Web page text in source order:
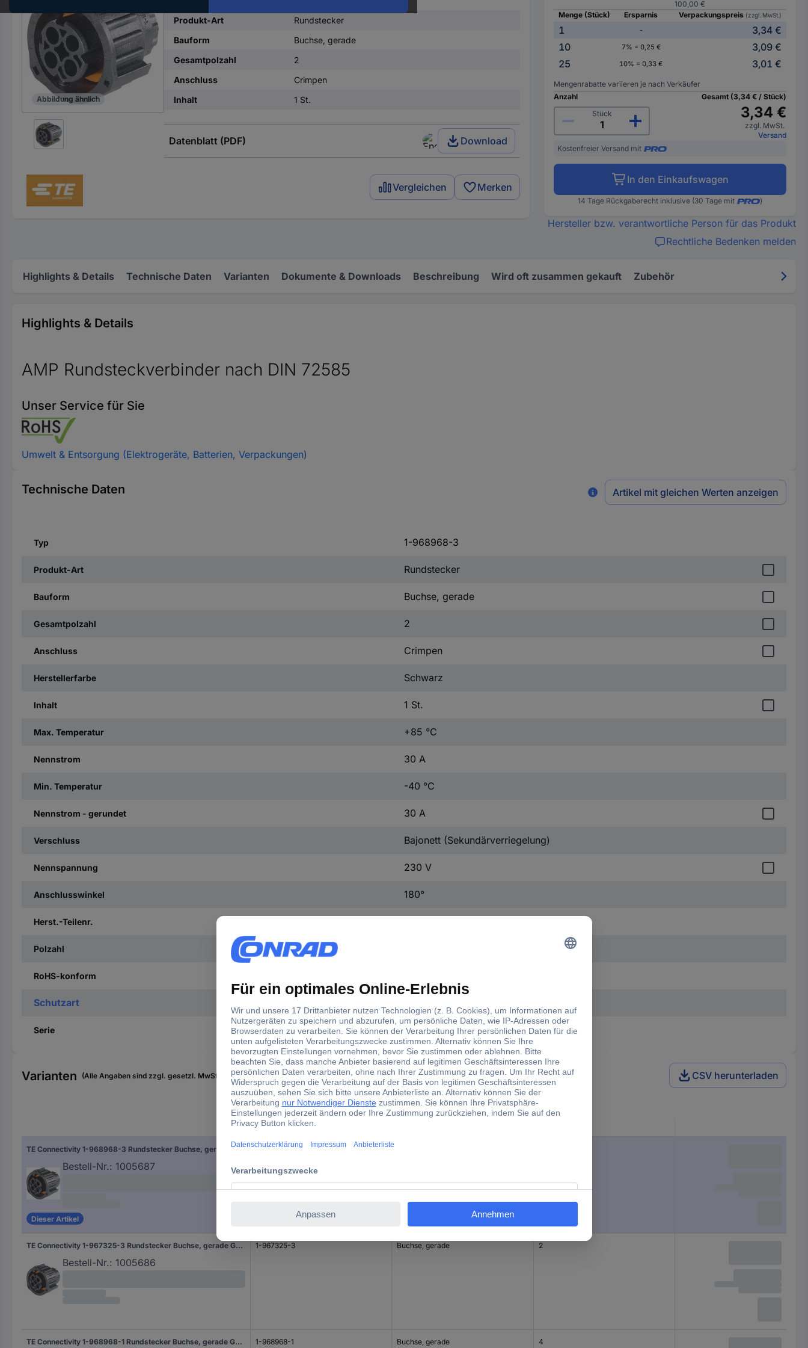
Teile-
Nr.
ein
Abbildung ähnlich
Produkt-Art
Rundstecker
Bauform
Buchse, gerade
Gesamtpolzahl
2
Anschluss
Crimpen
Inhalt
1 St.
Datenblatt (PDF) Download
Vergleichen Merken
100,00 €
Menge (Stück)
Ersparnis Verpackungspreis (zzgl. MwSt.)
1 -
3,34 €
10
7% = 0,25 €
3,09 €
25
10% = 0,33 € 3,01 €
Mengenrabatte variieren je nach Verkäufer
Anzahl
Stück
Gesamt (3,34 € / Stück)
3,34 €
zzgl. MwSt.
Versand
Kostenfreier Versand mit
In den Einkaufswagen
14 Tage Rückgaberecht inklusive (30 Tage mit )
Hersteller bzw. verantwortliche Person für das Produkt
Rechtliche Bedenken melden
Highlights & Details Technische Daten Varianten Dokumente & Downloads Beschreibung Wird oft zusammen gekauft Zubehör
Highlights & Details
AMP Rundsteckverbinder nach DIN 72585
Unser Service für Sie
Umwelt & Entsorgung (Elektrogeräte, Batterien, Verpackungen)
Technische Daten Artikel mit gleichen Werten anzeigen
Typ 1-968968-3
Produkt-Art Rundstecker
Bauform Buchse, gerade
Gesamtpolzahl 2
Anschluss Crimpen
Herstellerfarbe Schwarz
Inhalt 1 St.
Max. Temperatur +85 °C
Nennstrom 30 A
Min. Temperatur -40 °C
Nennstrom - gerundet 30 A
Verschluss Bajonett (Sekundärverriegelung)
Nennspannung 230 V
Anschlusswinkel 180°
Herst.-Teilenr.
Polzahl
RoHS-konform
Schutzart
Serie DIN 72585
Varianten (Alle Angaben sind zzgl. gesetzl. MwSt., zzgl. Versand) CSV herunterladen
Typ
TE Connectivity 1-968968-3 Rundstecker Buchse, gerade Gesamtpolzahl: 2 Serie (Rundsteckverbinder): DIN 72585 1 St.
Bestell-Nr.: 1005687
Dieser Artikel
1-968968-3
TE Connectivity 1-967325-3 Rundstecker Buchse, gerade Gesamtpolzahl: 2 Serie (Rundsteckverbinder): DIN 72585 1 St.
Bestell-Nr.: 1005686
1-967325-3 Buchse, gerade 2
TE Connectivity 1-968968-1 Rundstecker Buchse, gerade Gesamtpolzahl: 4 Serie (Rundsteckverbinder): DIN 72585 1 St. 1-968968-1 Buchse, gerade 4